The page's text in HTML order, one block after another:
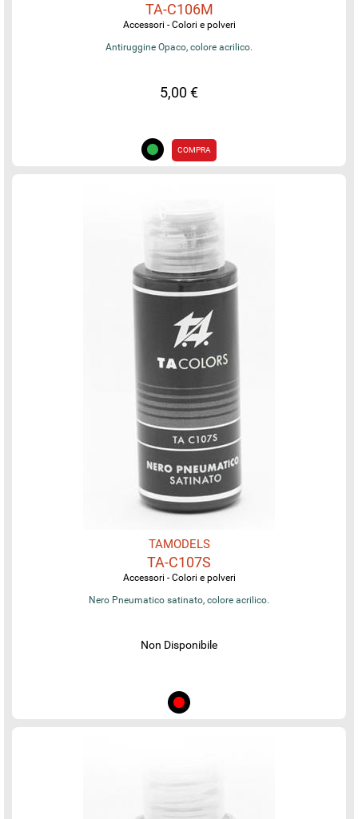
TA-C106M
Accessori - Colori e polveri
Antiruggine Opaco, colore acrilico.
5,00 €
COMPRA
TAMODELS
TA-C107S
Accessori - Colori e polveri
Nero Pneumatico satinato, colore acrilico.
Non Disponibile